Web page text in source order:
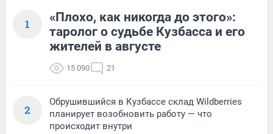
1
«Плохо, как никогда до этого»:
таролог о судьбе Кузбасса и его
жителей в августе
15 090 21
2
Обрушившийся в Кузбассе склад Wildberries
планирует возобновить работу — что
происходит внутри